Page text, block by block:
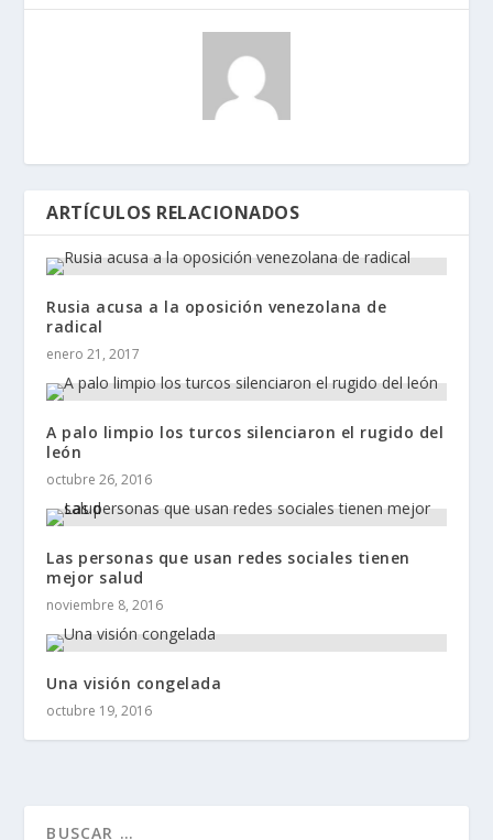
ARTÍCULOS RELACIONADOS
Rusia acusa a la oposición venezolana de
radical
enero 21, 2017
A palo limpio los turcos silenciaron el rugido del
león
octubre 26, 2016
Las personas que usan redes sociales tienen
mejor salud
noviembre 8, 2016
Una visión congelada
octubre 19, 2016